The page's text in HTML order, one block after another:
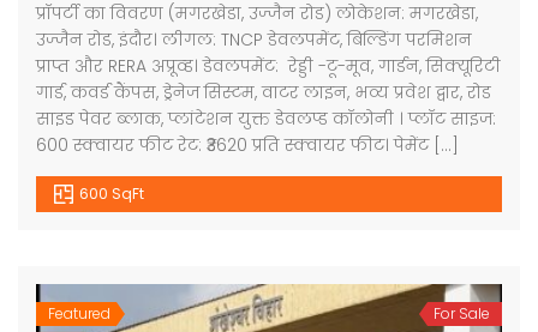
प्रॉपर्टी का विवरण (मगरखेडा, उज्जैन रोड) लोकेशन: मगरखेडा,
उज्जैन रोड, इंदौर। लीगल: TNCP डेवलपमेंट, बिल्डिंग परमिशन
प्राप्त और RERA अप्रूव्ड। डेवलपमेंट: रेड्डी -टू-मूव, गार्डन, सिक्यूरिटी
गार्ड, कवर्ड कैंपस, ड्रेनेज सिस्टम, वाटर लाइन, भव्य प्रवेश द्वार, रोड
साइड पेवर ब्लाक, प्लांटेशन युक्त डेवलप्ड कॉलोनी । प्लॉट साइज:
600 स्क्वायर फीट रेट: ₹3620 प्रति स्क्वायर फीट। पेमेंट […]
600 SqFt
Featured
For Sale